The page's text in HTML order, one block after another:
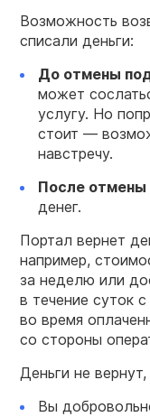
Возможность
списали деньги:
До отмены
может
услугу. Но
стоит —
навстречу.
После отмены
денег.
Портал вернет
например,
за неделю или
в течение суток
во время
со стороны
Деньги не
Вы